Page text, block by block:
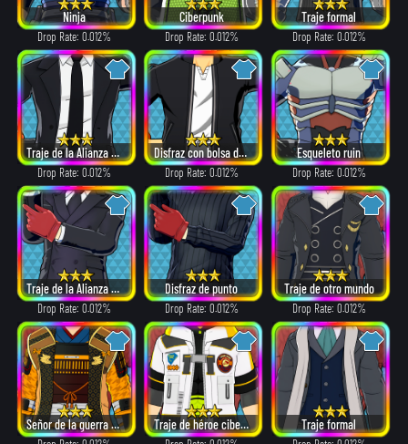
Ninja
Drop Rate: 0.012%
Ciberpunk
Drop Rate: 0.012%
Traje formal
Drop Rate: 0.012%
Traje de la Alianza de Villanos
Drop Rate: 0.012%
Disfraz con bolsa de papel
Drop Rate: 0.012%
Esqueleto ruin
Drop Rate: 0.012%
Traje de la Alianza de Villanos
Drop Rate: 0.012%
Disfraz de punto
Drop Rate: 0.012%
Traje de otro mundo
Drop Rate: 0.012%
Señor de la guerra del vendaval Traje de héroe cibernético Traje formal